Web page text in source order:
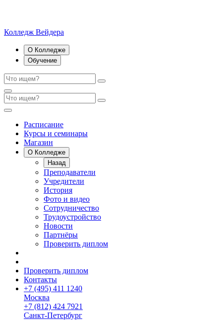
Колледж Вейдера
О Колледже
Обучение
Расписание
Курсы и семинары
Магазин
О Колледже
Назад
Преподаватели
Учредители
История
Фото и видео
Сотрудничество
Трудоустройство
Новости
Партнёры
Проверить диплом
Проверить диплом
Контакты
+7 (495) 411 1240
Москва
+7 (812) 424 7921
Санкт-Петербург